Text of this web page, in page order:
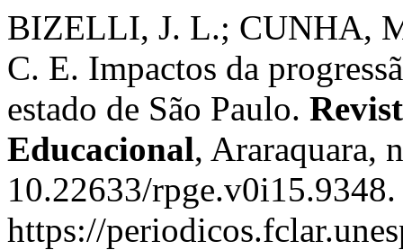
BIZELLI, J. L.; CUNHA,
C. E. Impactos da
estado de São Paulo.
Educacional, Araraquara,
10.22633/
https://